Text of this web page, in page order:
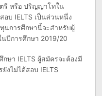
รี หรือ ปริญญาโทใน
บ IELTS เป็นส่วนหนึ่ง
นการศึกษานี้จะสำหรับผู้
ปีการศึกษา 2019/20
ษา IELTS ผู้สมัครจะต้องมี
งไม่ได้สอบ IELTS